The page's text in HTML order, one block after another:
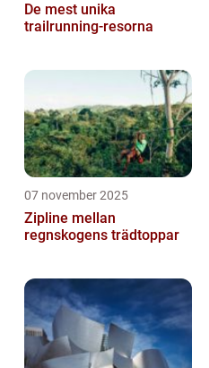
De mest unika
trailrunning-resorna
07 november 2025
Zipline mellan
regnskogens trädtoppar